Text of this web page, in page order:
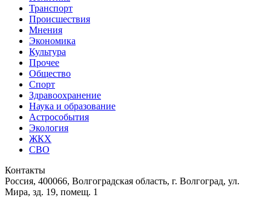
Транспорт
Происшествия
Мнения
Экономика
Культура
Прочее
Общество
Спорт
Здравоохранение
Наука и образование
Астрособытия
Экология
ЖКХ
СВО
Контакты
Россия, 400066, Волгоградская область, г. Волгоград, ул.
Мира, зд. 19, помещ. 1